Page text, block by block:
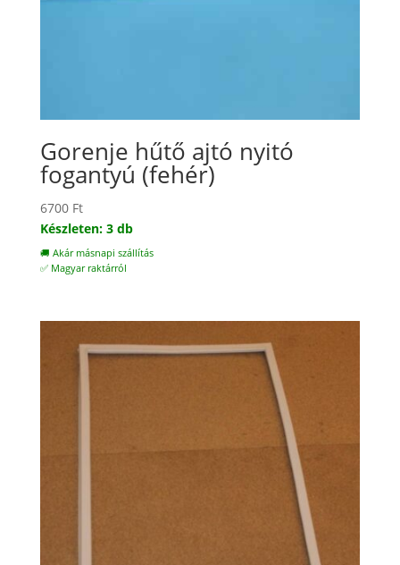
Gorenje hűtő ajtó nyitó
fogantyú (fehér)
6700 Ft
Készleten: 3 db
🚚 Akár másnapi szállítás
✅ Magyar raktárról